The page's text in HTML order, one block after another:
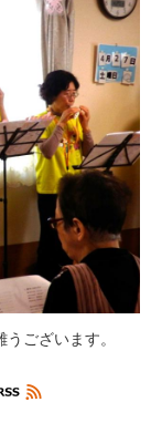
ございます。